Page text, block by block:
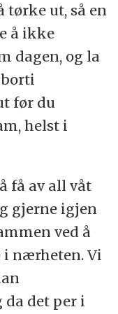
tørke ut, så en
å ikke
dagen, og la
før du
helst i
få av all våt
gjerne igjen
ved å
i nærheten. Vi
da det per i